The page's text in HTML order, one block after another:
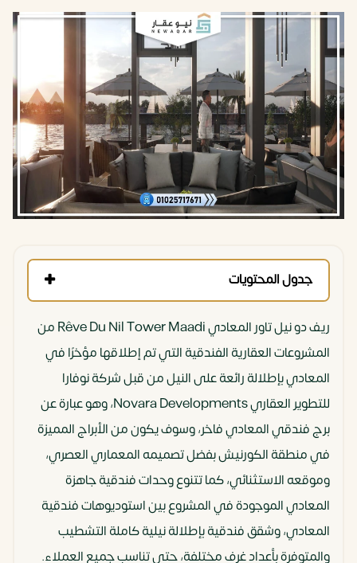
جدول المحتويات
ريف دو نيل تاور المعادي Rêve Du Nil Tower Maadi من
المشروعات العقارية الفندقية التي تم إطلاقها مؤخرًا في
المعادي بإطلالة رائعة على النيل من قبل شركة نوفارا
للتطوير العقاري Novara Developments، وهو عبارة عن
برج فندقي المعادي فاخر، وسوف يكون من الأبراج المميزة
في منطقة الكورنيش بفضل تصميمه المعماري العصري،
وموقعه الاستثنائي، كما تتنوع وحدات فندقية جاهزة
المعادي الموجودة في المشروع بين استوديوهات فندقية
المعادي، وشقق فندقية بإطلالة نيلية كاملة التشطيب
والمتوفرة بأعداد غرف مختلفة، حتى تناسب جميع العملاء.